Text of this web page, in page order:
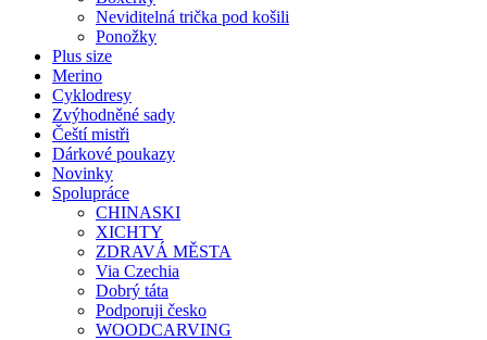
Neviditelná trička pod košili
Ponožky
Plus size
Merino
Cyklodresy
Zvýhodněné sady
Čeští mistři
Dárkové poukazy
Novinky
Spolupráce
CHINASKI
XICHTY
ZDRAVÁ MĚSTA
Via Czechia
Dobrý táta
Podporuji česko
WOODCARVING